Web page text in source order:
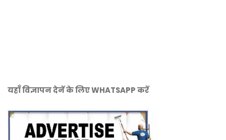
यहाँ विज्ञापन देनें के लिए WHATSAPP करें